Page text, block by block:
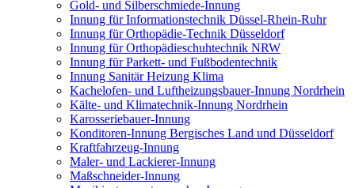
Gold- und Silberschmiede-Innung
Innung für Informationstechnik Düssel-Rhein-Ruhr
Innung für Orthopädie-Technik Düsseldorf
Innung für Orthopädieschuhtechnik NRW
Innung für Parkett- und Fußbodentechnik
Innung Sanitär Heizung Klima
Kachelofen- und Luftheizungsbauer-Innung Nordrhein
Kälte- und Klimatechnik-Innung Nordrhein
Karosseriebauer-Innung
Konditoren-Innung Bergisches Land und Düsseldorf
Kraftfahrzeug-Innung
Maler- und Lackierer-Innung
Maßschneider-Innung